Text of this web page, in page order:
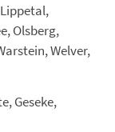
Olsberg,
Welver,
Geseke,